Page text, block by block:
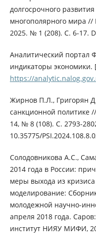
долгосрочного
многополярного мира
2025. № 1 (208). С. 6-17.
Аналитический портал
индикаторы экономики.
https://
Жирнов П.Л., Григорян
санкционной политике
14, № 8 (108). С. 2793-
10.35775/
Солодовникова А.С.,
2014 года в России:
меры выхода из
моделирование:
молодежной научно-
апреля 2018 года.
институт НИЯУ МИФИ,